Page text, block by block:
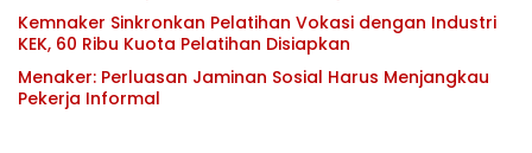
Kemnaker Sinkronkan Pelatihan Vokasi dengan Industri
KEK, 60 Ribu Kuota Pelatihan Disiapkan
Menaker: Perluasan Jaminan Sosial Harus Menjangkau
Pekerja Informal